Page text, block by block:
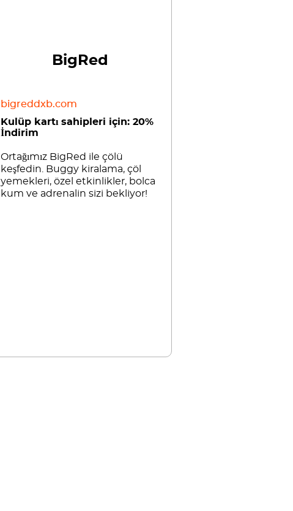
BigRed
bigreddxb.com
Kulüp kartı sahipleri için: 20%
İndirim
Ortağımız BigRed ile çölü
keşfedin. Buggy kiralama, çöl
yemekleri, özel etkinlikler, bolca
kum ve adrenalin sizi bekliyor!